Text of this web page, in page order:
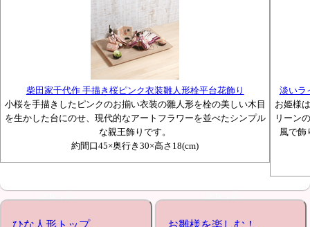
柴田家千代作 手描き桜ピンク衣装雛人形栓平台花飾り
小桜を手描きしたピンクのお揃い衣装の雛人形を栓の美しい木目
を生かした台にのせ、現代的なアートフラワーを並べたシンプル
な親王飾りです。
約間口45×奥行き30×高さ18(cm)
淡いラ
お姫様
リーン
風で飾